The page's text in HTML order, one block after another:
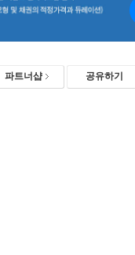
파트너샵 공유하기